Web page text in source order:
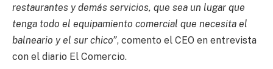
restaurantes y demás servicios, que sea un lugar que
tenga todo el equipamiento comercial que necesita el
balneario y el sur chico”, comento el CEO en entrevista
con el diario El Comercio.